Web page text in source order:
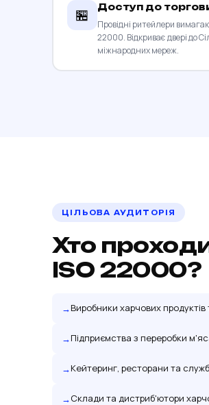
🏪 Доступ до
Провідні ритейлери
22000. Відкриває двері до
міжнародних мереж.
ЦІЛЬОВА АУДИТОРІЯ
Хто
ISO 22000?
Виробники харчових
Підприємства з переробки
Кейтеринг, ресторани та
Склади та дистриб'ютори